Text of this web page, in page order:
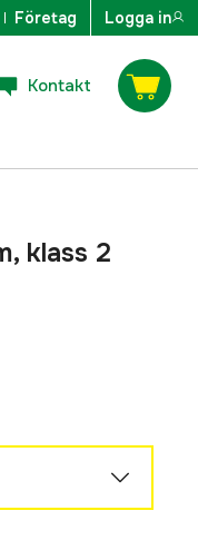
Företag Logga in
Kontakt
klass 2